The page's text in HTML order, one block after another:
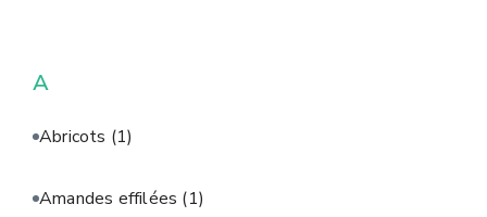
A
Abricots (1)
Amandes effilées (1)